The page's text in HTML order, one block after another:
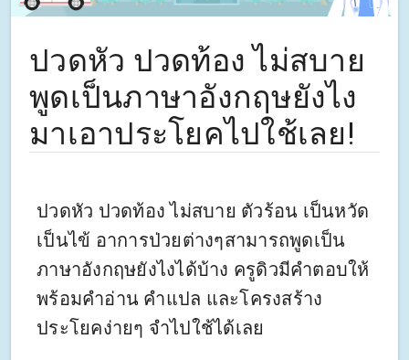
ปวดหัว ปวดท้อง ไม่สบาย
พูดเป็นภาษาอังกฤษยังไง
มาเอาประโยคไปใช้เลย!
ปวดหัว ปวดท้อง ไม่สบาย ตัวร้อน เป็นหวัด
เป็นไข้ อาการป่วยต่างๆสามารถพูดเป็น
ภาษาอังกฤษยังไงได้บ้าง ครูดิวมีคำตอบให้
พร้อมคำอ่าน คำแปล และโครงสร้าง
ประโยคง่ายๆ จำไปใช้ได้เลย